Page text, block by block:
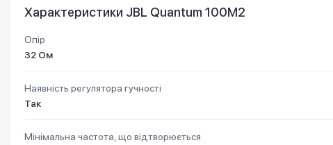
Характеристики JBL Quantum 100M2
Опір
32 Ом
Наявність регулятора гучності
Так
Мінімальна частота, що відтворюється